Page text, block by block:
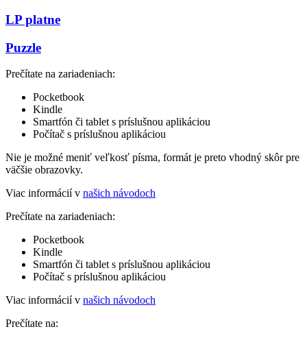
LP platne
Puzzle
Prečítate na zariadeniach:
Pocketbook
Kindle
Smartfón či tablet s príslušnou aplikáciou
Počítač s príslušnou aplikáciou
Nie je možné meniť veľkosť písma, formát je preto vhodný skôr pre
väčšie obrazovky.
Viac informácií v našich návodoch
Prečítate na zariadeniach:
Pocketbook
Kindle
Smartfón či tablet s príslušnou aplikáciou
Počítač s príslušnou aplikáciou
Viac informácií v našich návodoch
Prečítate na: